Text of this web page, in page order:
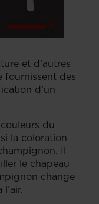
et d’autres
fournissent des
d’un
du
la coloration
Il
le chapeau
change